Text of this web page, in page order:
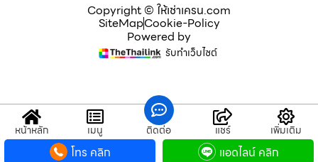
Copyright © ให้เช่าเครน.com
SiteMapCookie-Policy
Powered by
รับทำเว็บไซต์
หน้าหลัก เมนู ติดต่อ แชร์ เพิ่มเติม
โทร คลิก แอดไลน์ คลิก